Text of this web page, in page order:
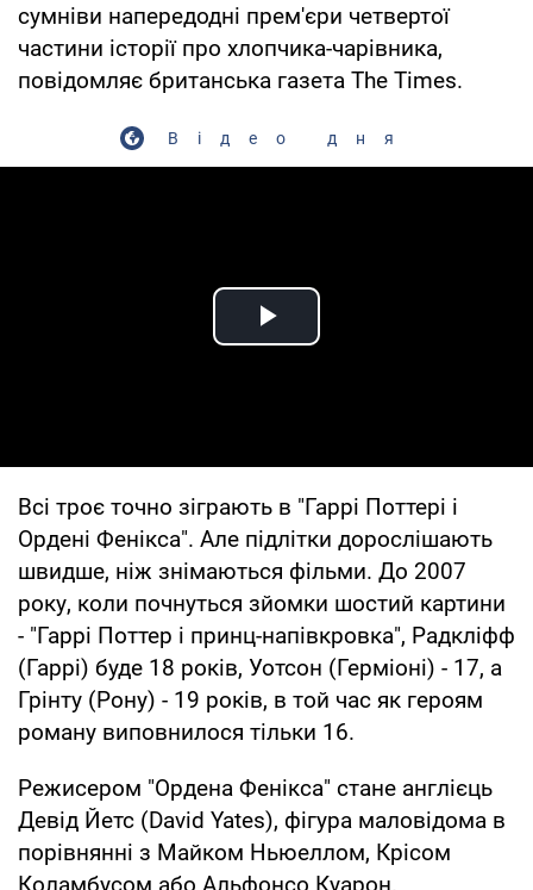
сумніви напередодні прем'єри четвертої
частини історії про хлопчика-чарівника,
повідомляє британська газета The Times.
Відео дня
Play Video
Всі троє точно зіграють в "Гаррі Поттері і
Ордені Фенікса". Але підлітки дорослішають
швидше, ніж знімаються фільми. До 2007
року, коли почнуться зйомки шостий картини
- "Гаррі Поттер і принц-напівкровка", Радкліфф
(Гаррі) буде 18 років, Уотсон (Герміоні) - 17, а
Грінту (Рону) - 19 років, в той час як героям
роману виповнилося тільки 16.
Режисером "Ордена Фенікса" стане англієць
Девід Йетс (David Yates), фігура маловідома в
порівнянні з Майком Ньюеллом, Крісом
Коламбусом або Альфонсо Куарон.